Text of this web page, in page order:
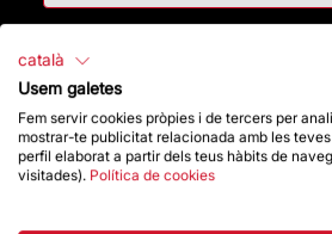
Destacats
català
Usem galetes
Fem servir cookies pròpies i de tercers per
mostrar-te publicitat relacionada amb les
perfil elaborat a partir dels teus hàbits de
visitades). Política de cookies